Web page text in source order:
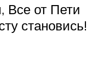
Все от Пети
становись!